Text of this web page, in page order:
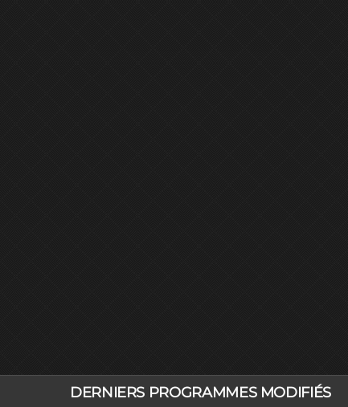
DERNIERS PROGRAMMES MODIFIÉS